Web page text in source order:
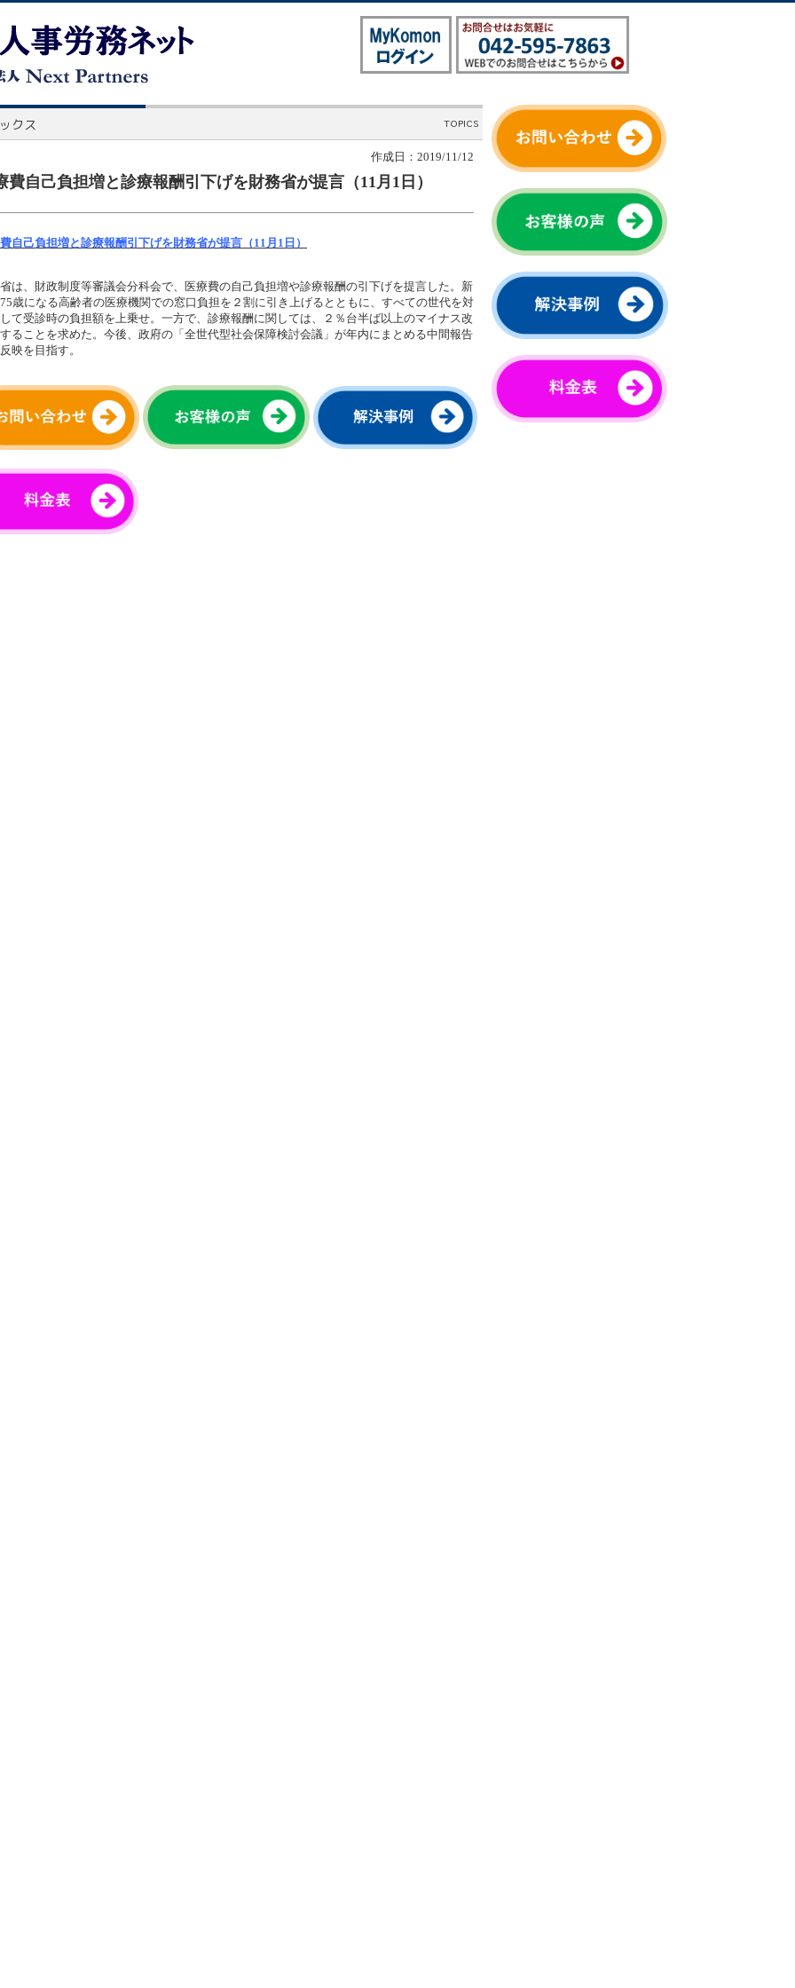
作成日：2019/11/12
費自己負担増と診療報酬引下げを財務省が提言（11月1日）
自己負担増と診療報酬引下げを財務省が提言（11月1日）
は、財政制度等審議会分科会で、医療費の自己負担増や診療報酬の引下げを提言した。新
歳になる高齢者の医療機関での窓口負担を２割に引き上げるとともに、すべての世代を対
て受診時の負担額を上乗せ。一方で、診療報酬に関しては、２％台半ば以上のマイナス改
ることを求めた。今後、政府の「全世代型社会保障検討会議」が年内にまとめる中間報告
映を目指す。